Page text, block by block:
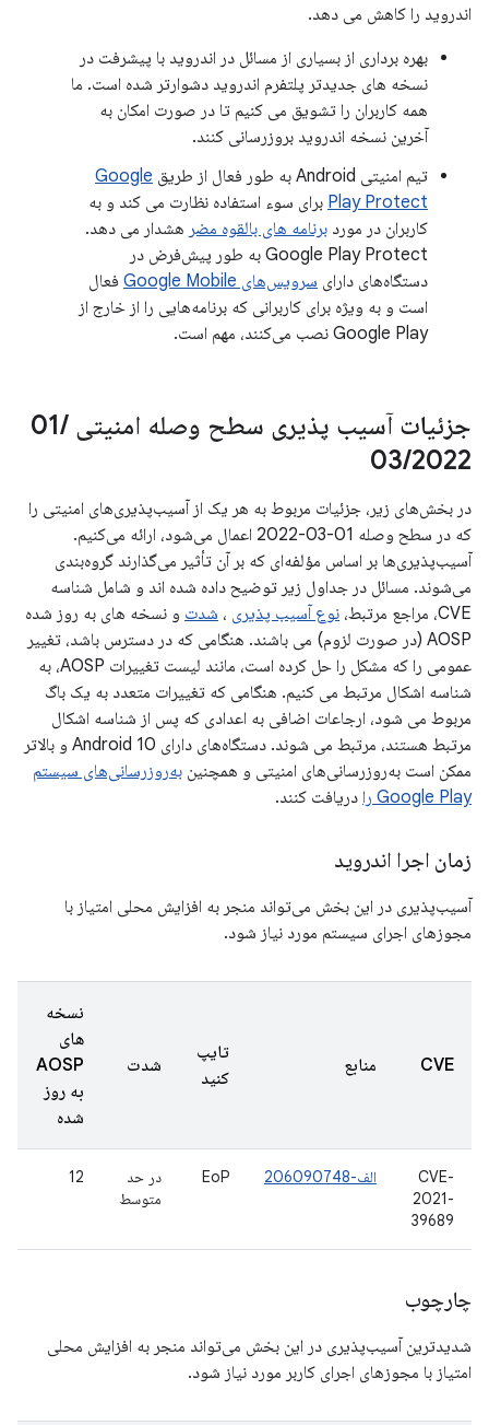
اندروید را کاهش می دهد.
بهره برداری از بسیاری از مسائل در اندروید با پیشرفت در
نسخه های جدیدتر پلتفرم اندروید دشوارتر شده است. ما
همه کاربران را تشویق می کنیم تا در صورت امکان به
آخرین نسخه اندروید بروزرسانی کنند.
تیم امنیتی Android به طور فعال از طریق
Google
Play Protect برای سوء استفاده نظارت می کند و به
کاربران در مورد برنامه های بالقوه مضر هشدار می دهد.
Google Play Protect به طور پیش‌فرض در
دستگاه‌های دارای سرویس‌های Google Mobile
فعال
است و به ویژه برای کاربرانی که برنامه‌هایی را از خارج از
Google Play نصب می‌کنند، مهم است.
جزئیات آسیب پذیری سطح وصله امنیتی 01 /
03/2022
در بخش‌های زیر، جزئیات مربوط به هر یک از آسیب‌پذیری‌های امنیتی را
که در سطح وصله 01-03-2022 اعمال می‌شود، ارائه می‌کنیم.
آسیب‌پذیری‌ها بر اساس مؤلفه‌ای که بر آن تأثیر می‌گذارند گروه‌بندی
می‌شوند. مسائل در جداول زیر توضیح داده شده اند و شامل شناسه
CVE، مراجع مرتبط،
نوع آسیب پذیری ، شدت و نسخه های به روز شده
AOSP (در صورت لزوم) می باشند. هنگامی که در دسترس باشد، تغییر
عمومی را که مشکل را حل کرده است، مانند لیست تغییرات AOSP، به
شناسه اشکال مرتبط می کنیم. هنگامی که تغییرات متعدد به یک باگ
مربوط می شود، ارجاعات اضافی به اعدادی که پس از شناسه اشکال
مرتبط هستند، مرتبط می شوند. دستگاه‌های دارای Android 10 و بالاتر
ممکن است به‌روزرسانی‌های امنیتی و همچنین به‌روزرسانی‌های سیستم
Google Play را
دریافت کنند.
زمان اجرا اندروید
آسیب‌پذیری در این بخش می‌تواند منجر به افزایش محلی امتیاز با
مجوزهای اجرای سیستم مورد نیاز شود.
CVE منابع
تایپ
کنید
شدت
نسخه
های
AOSP
به روز
شده
CVE-
2021-
39689
الف-206090748 EoP
در حد
متوسط
12
چارچوب
شدیدترین آسیب‌پذیری در این بخش می‌تواند منجر به افزایش محلی
امتیاز با مجوزهای اجرای کاربر مورد نیاز شود.